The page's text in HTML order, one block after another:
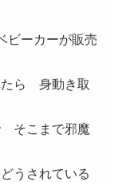
ビーカーが販売
たら 身動き取
そこまで邪魔
うされている